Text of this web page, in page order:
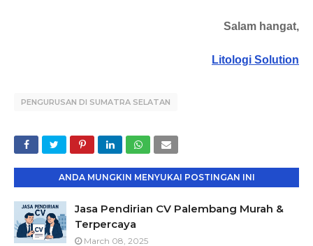
Salam hangat,
Litologi Solution
PENGURUSAN DI SUMATRA SELATAN
ANDA MUNGKIN MENYUKAI POSTINGAN INI
Jasa Pendirian CV Palembang Murah &
Terpercaya
March 08, 2025